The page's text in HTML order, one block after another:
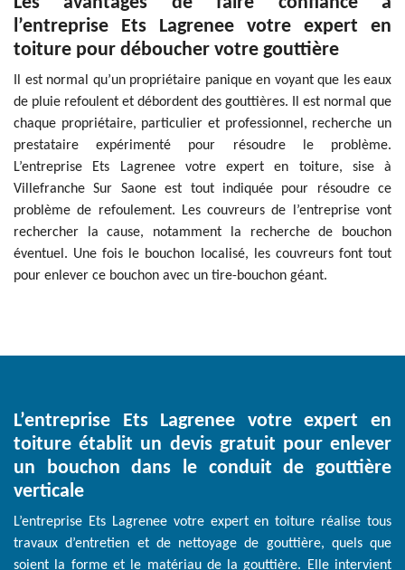
l’entreprise Ets Lagrenee votre expert en
toiture pour déboucher votre gouttière
Il est normal qu’un propriétaire panique en voyant que les eaux
de pluie refoulent et débordent des gouttières. Il est normal que
chaque propriétaire, particulier et professionnel, recherche un
prestataire expérimenté pour résoudre le problème.
L’entreprise Ets Lagrenee votre expert en toiture, sise à
Villefranche Sur Saone est tout indiquée pour résoudre ce
problème de refoulement. Les couvreurs de l’entreprise vont
rechercher la cause, notamment la recherche de bouchon
éventuel. Une fois le bouchon localisé, les couvreurs font tout
pour enlever ce bouchon avec un tire-bouchon géant.
L’entreprise Ets Lagrenee votre expert en
toiture établit un devis gratuit pour enlever
un bouchon dans le conduit de gouttière
verticale
L’entreprise Ets Lagrenee votre expert en toiture réalise tous
travaux d’entretien et de nettoyage de gouttière, quels que
soient la forme et le matériau de la gouttière. Elle intervient